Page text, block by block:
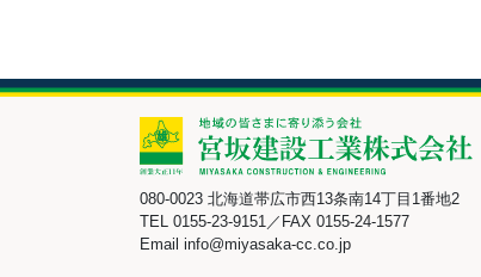
080-0023 北海道帯広市西13条南14丁目1番地2
TEL 0155-23-9151／FAX 0155-24-1577
Email info@miyasaka-cc.co.jp